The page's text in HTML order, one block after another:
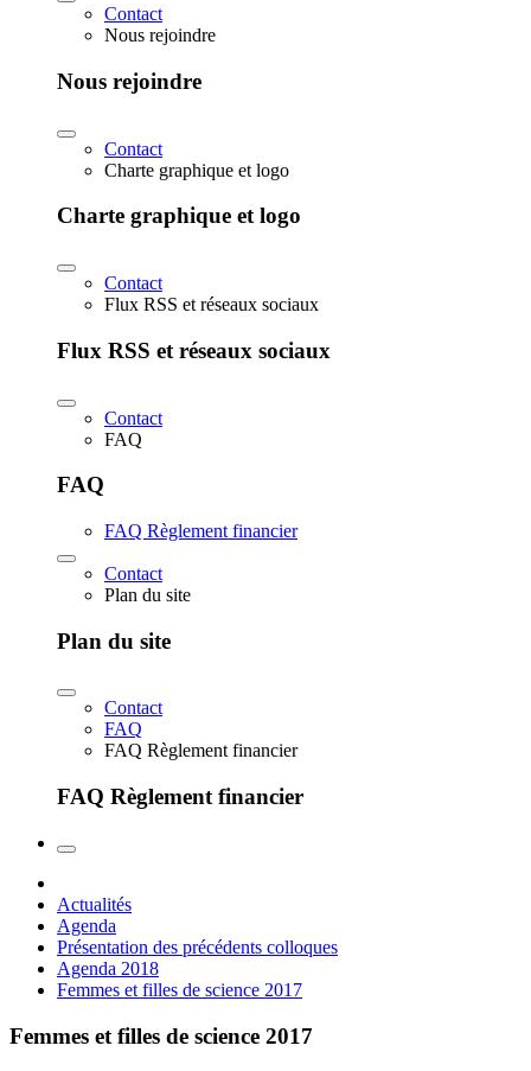
Contact
Nous rejoindre
Nous rejoindre
Contact
Charte graphique et logo
Charte graphique et logo
Contact
Flux RSS et réseaux sociaux
Flux RSS et réseaux sociaux
Contact
FAQ
FAQ
FAQ Règlement financier
Contact
Plan du site
Plan du site
Contact
FAQ
FAQ Règlement financier
FAQ Règlement financier
Actualités
Agenda
Présentation des précédents colloques
Agenda 2018
Femmes et filles de science 2017
Femmes et filles de science 2017